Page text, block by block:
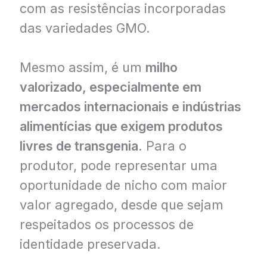
com as resistências incorporadas
das variedades GMO.
Mesmo assim, é um milho
valorizado, especialmente em
mercados internacionais e indústrias
alimentícias que exigem produtos
livres de transgenia. Para o
produtor, pode representar uma
oportunidade de nicho com maior
valor agregado, desde que sejam
respeitados os processos de
identidade preservada.